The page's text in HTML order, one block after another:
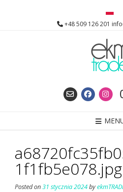
+48 509 126 201
1f1fb5e078.jpg
Posted on31 stycznia 2024by